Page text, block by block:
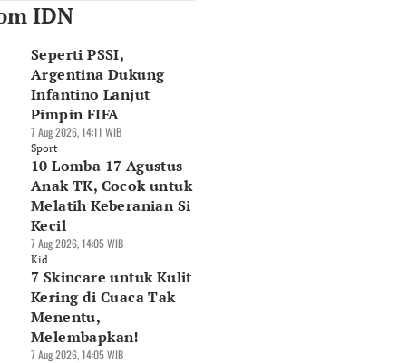
IDN
Seperti PSSI,
Argentina Dukung
Infantino Lanjut
Pimpin FIFA
7 Aug 2026, 14:11 WIB
Sport
10 Lomba 17 Agustus
Anak TK, Cocok untuk
Melatih Keberanian Si
Kecil
7 Aug 2026, 14:05 WIB
Kid
7 Skincare untuk Kulit
Kering di Cuaca Tak
Menentu,
Melembapkan!
7 Aug 2026, 14:05 WIB